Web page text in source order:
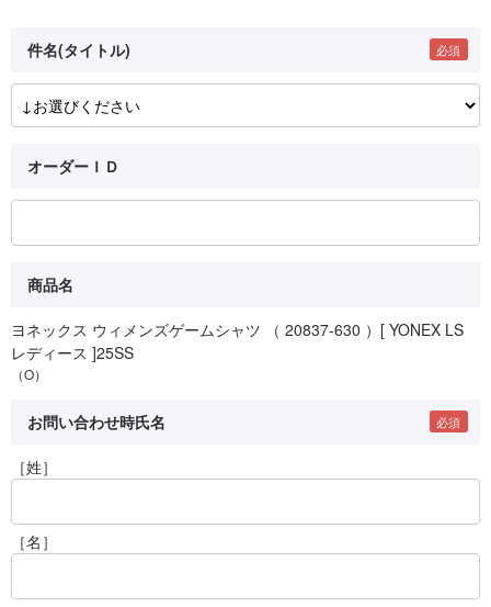
件名(タイトル)
オーダーＩＤ
商品名
ヨネックス ウィメンズゲームシャツ （ 20837-630 ）[ YONEX LS
レディース ]25SS
（O）
お問い合わせ時氏名
［姓］
［名］